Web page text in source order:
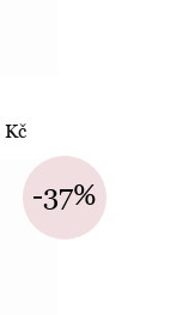
Kč
-37%